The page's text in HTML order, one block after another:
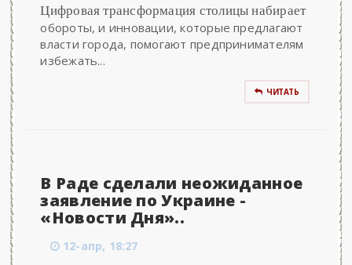
Цифровая трансформация столицы набирает
обороты, и инновации, которые предлагают
власти города, помогают предпринимателям
избежать...
ЧИТАТЬ
В Раде сделали неожиданное
заявление по Украине -
«Новости Дня»..
12-апр, 18:27